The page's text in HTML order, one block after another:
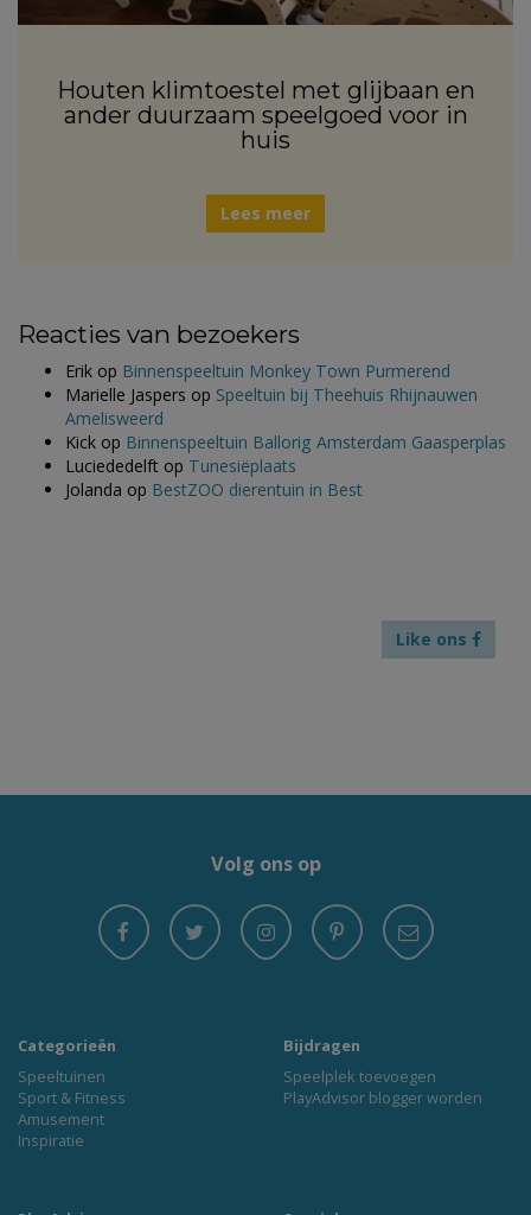
Houten klimtoestel met glijbaan en
ander duurzaam speelgoed voor in
huis
Lees meer
Reacties van bezoekers
Erik op Binnenspeeltuin Monkey Town Purmerend
Marielle Jaspers op Speeltuin bij Theehuis Rhijnauwen
Amelisweerd
Kick op Binnenspeeltuin Ballorig Amsterdam Gaasperplas
Luciededelft op Tunesiëplaats
Jolanda op BestZOO dierentuin in Best
Like ons
Volg ons op
Categorieën
Speeltuinen
Sport & Fitness
Amusement
Inspiratie
Bijdragen
Speelplek toevoegen
PlayAdvisor blogger worden